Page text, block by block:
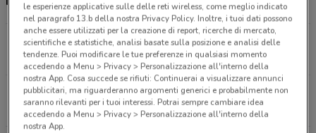
VIA ANGELO MOSSO 8 Torino
3.9 km
CORSO FRANCIA 308 Torino
4.1 km
le esperienze applicative sulle delle reti wireless, come meglio indicato
nel paragrafo 13.b della nostra Privacy Policy. Inoltre, i tuoi dati possono
anche essere utilizzati per la creazione di report, ricerche di mercato,
scientifiche e statistiche, analisi basate sulla posizione e analisi delle
tendenze. Puoi modificare le tue preferenze in qualsiasi momento
accedendo a Menu > Privacy > Personalizzazione all'interno della
nostra App. Cosa succede se rifiuti: Continuerai a visualizzare annunci
pubblicitari, ma riguarderanno argomenti generici e probabilmente non
saranno rilevanti per i tuoi interessi. Potrai sempre cambiare idea
accedendo a Menu > Privacy > Personalizzazione all'interno della
nostra App.